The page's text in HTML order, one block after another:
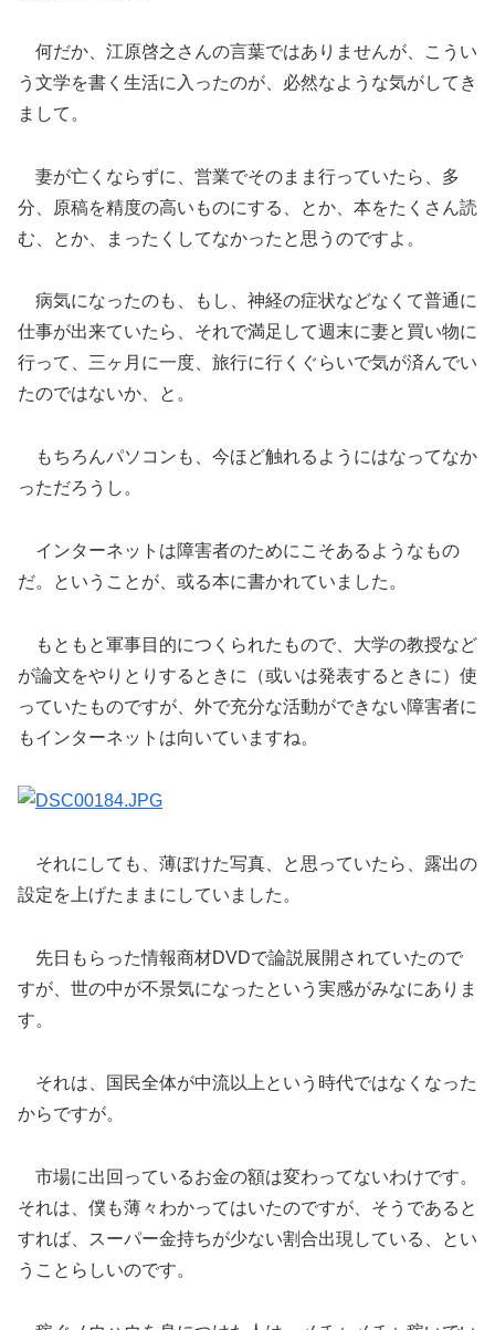
何だか、江原啓之さんの言葉ではありませんが、こうい
う文学を書く生活に入ったのが、必然なような気がしてき
まして。
妻が亡くならずに、営業でそのまま行っていたら、多
分、原稿を精度の高いものにする、とか、本をたくさん読
む、とか、まったくしてなかったと思うのですよ。
病気になったのも、もし、神経の症状などなくて普通に
仕事が出来ていたら、それで満足して週末に妻と買い物に
行って、三ヶ月に一度、旅行に行くぐらいで気が済んでい
たのではないか、と。
もちろんパソコンも、今ほど触れるようにはなってなか
っただろうし。
インターネットは障害者のためにこそあるようなもの
だ。ということが、或る本に書かれていました。
もともと軍事目的につくられたもので、大学の教授など
が論文をやりとりするときに（或いは発表するときに）使
っていたものですが、外で充分な活動ができない障害者に
もインターネットは向いていますね。
それにしても、薄ぼけた写真、と思っていたら、露出の
設定を上げたままにしていました。
先日もらった情報商材DVDで論説展開されていたので
すが、世の中が不景気になったという実感がみなにありま
す。
それは、国民全体が中流以上という時代ではなくなった
からですが。
市場に出回っているお金の額は変わってないわけです。
それは、僕も薄々わかってはいたのですが、そうであると
すれば、スーパー金持ちが少ない割合出現している、とい
うことらしいのです。